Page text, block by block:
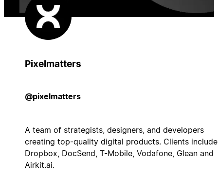
Pixelmatters
@pixelmatters
A team of strategists, designers, and developers
creating top-quality digital products. Clients include
Dropbox, DocSend, T-Mobile, Vodafone, Glean and
Airkit.ai.